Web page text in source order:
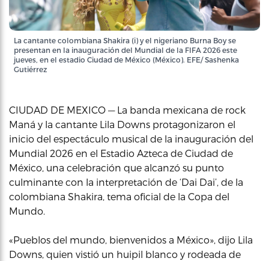
La cantante colombiana Shakira (i) y el nigeriano Burna Boy se
presentan en la inauguración del Mundial de la FIFA 2026 este
jueves, en el estadio Ciudad de México (México). EFE/ Sashenka
Gutiérrez
CIUDAD DE MEXICO — La banda mexicana de rock
Maná y la cantante Lila Downs protagonizaron el
inicio del espectáculo musical de la inauguración del
Mundial 2026 en el Estadio Azteca de Ciudad de
México, una celebración que alcanzó su punto
culminante con la interpretación de ‘Dai Dai’, de la
colombiana Shakira, tema oficial de la Copa del
Mundo.
«Pueblos del mundo, bienvenidos a México», dijo Lila
Downs, quien vistió un huipil blanco y rodeada de